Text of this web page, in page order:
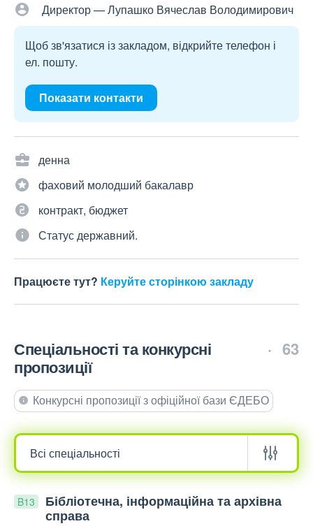
Директор — Лупашко Вячеслав Володимирович
Щоб зв'язатися із закладом, відкрийте телефон і
ел. пошту.
Показати контакти
денна
фаховий молодший бакалавр
контракт, бюджет
Статус державний.
Працюєте тут? Керуйте сторінкою закладу
Спеціальності та конкурсні
пропозиції
63
Конкурсні пропозиції з офіційної бази ЄДЕБО
B13
Бібліотечна, інформаційна та архівна
справа